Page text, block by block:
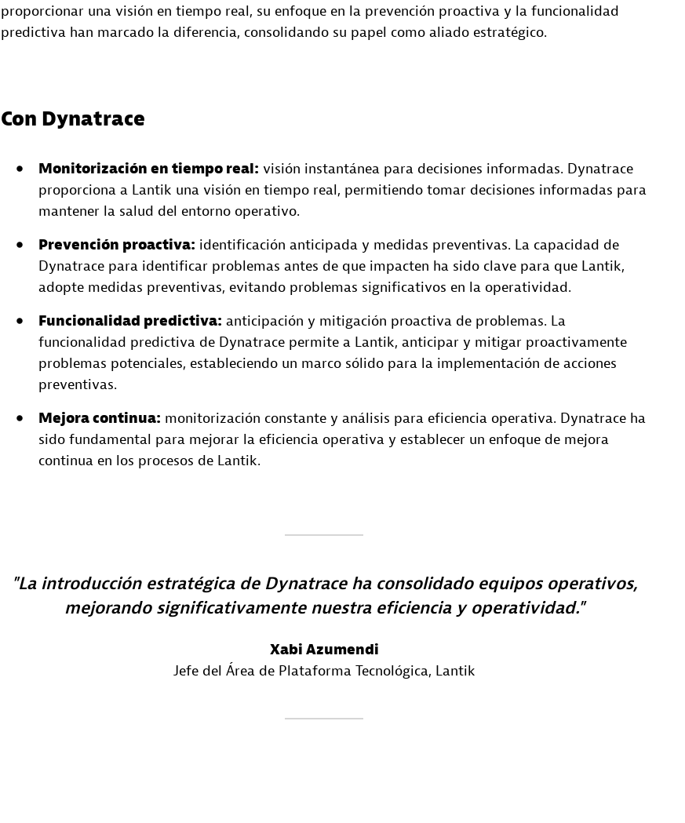
proporcionar una visión en tiempo real, su enfoque en la prevención proactiva y la funcionalidad
predictiva han marcado la diferencia, consolidando su papel como aliado estratégico.
Con Dynatrace
Monitorización en tiempo real: visión instantánea para decisiones informadas. Dynatrace
proporciona a Lantik una visión en tiempo real, permitiendo tomar decisiones informadas para
mantener la salud del entorno operativo.
Prevención proactiva: identificación anticipada y medidas preventivas. La capacidad de
Dynatrace para identificar problemas antes de que impacten ha sido clave para que Lantik,
adopte medidas preventivas, evitando problemas significativos en la operatividad.
Funcionalidad predictiva: anticipación y mitigación proactiva de problemas. La
funcionalidad predictiva de Dynatrace permite a Lantik, anticipar y mitigar proactivamente
problemas potenciales, estableciendo un marco sólido para la implementación de acciones
preventivas.
Mejora continua: monitorización constante y análisis para eficiencia operativa. Dynatrace ha
sido fundamental para mejorar la eficiencia operativa y establecer un enfoque de mejora
continua en los procesos de Lantik.
La introducción estratégica de Dynatrace ha consolidado equipos operativos,
mejorando significativamente nuestra eficiencia y operatividad.
Xabi Azumendi
Jefe del Área de Plataforma Tecnológica, Lantik